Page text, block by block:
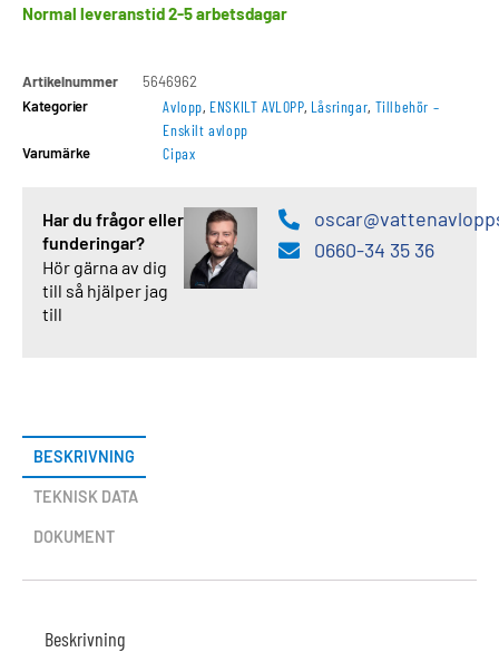
Normal leveranstid 2-5 arbetsdagar
Artikelnummer
5646962
Kategorier
Avlopp, ENSKILT AVLOPP, Låsringar, Tillbehör –
Enskilt avlopp
Varumärke Cipax
Har du frågor eller
funderingar?
Hör gärna av dig
till så hjälper jag
till
0660-34 35 36
BESKRIVNING
TEKNISK DATA
DOKUMENT
Beskrivning